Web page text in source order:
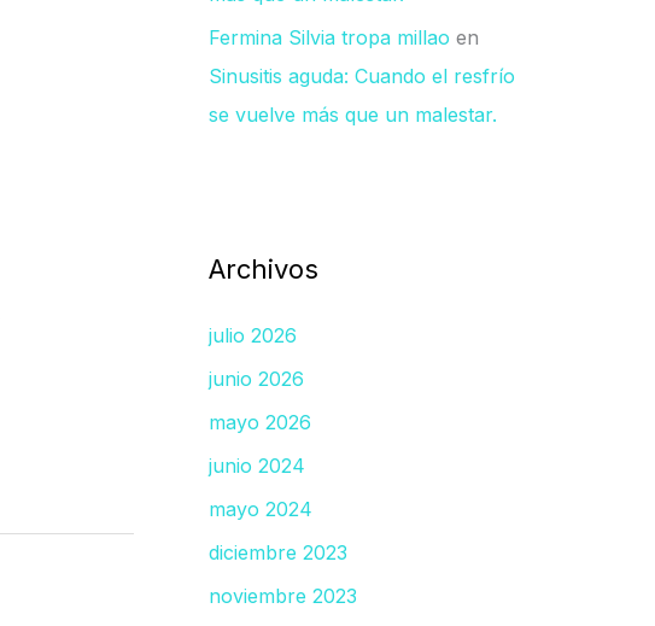
Fermina Silvia tropa millao en
Sinusitis aguda: Cuando el resfrío
se vuelve más que un malestar.
Archivos
julio 2026
junio 2026
mayo 2026
junio 2024
mayo 2024
diciembre 2023
noviembre 2023